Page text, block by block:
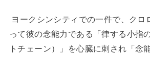
ヨークシンシティでの一件で、クロ
って彼の念能力である「律する小指
トチェーン）」を心臓に刺され「念